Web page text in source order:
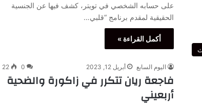
على حسابه الشخصي في تويتر، كشف فيها عن الجنسية
الحقيقية لمقدم برنامج “قلبي…
أكمل القراءة »
اليوم السابع أبريل 12, 2023 0
22
فاجعة ريان تتكرر في زاكورة والضحية
أربعيني